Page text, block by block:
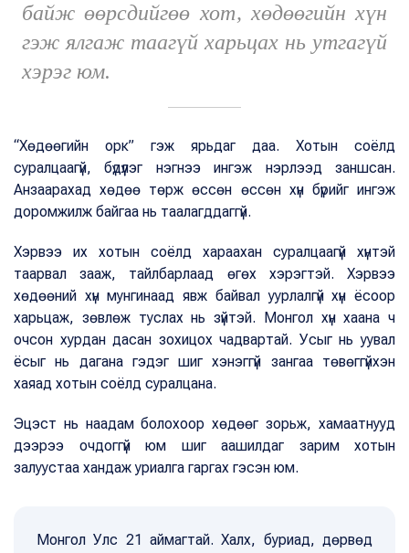
байж өөрсдийгөө хот, хөдөөгийн хүн
гэж ялгаж таагүй харьцах нь утгагүй
хэрэг юм.
“Хөдөөгийн орк” гэж ярьдаг даа. Хотын соёлд
суралцаагүй, бүдүүлэг нэгнээ ингэж нэрлээд заншсан.
Анзаарахад хөдөө төрж өссөн өссөн хүн бүрийг ингэж
доромжилж байгаа нь таалагддаггүй.
Хэрвээ их хотын соёлд хараахан суралцаагүй хүнтэй
таарвал зааж, тайлбарлаад өгөх хэрэгтэй. Хэрвээ
хөдөөний хүн мунгинаад явж байвал уурлалгүй хүн ёсоор
харьцаж, зөвлөж туслах нь зүйтэй. Монгол хүн хаана ч
очсон хурдан дасан зохицох чадвартай. Усыг нь уувал
ёсыг нь дагана гэдэг шиг хэнэггүй зангаа төвөггүйхэн
хаяад хотын соёлд суралцана.
Эцэст нь наадам болохоор хөдөөг зорьж, хамаатнууд
дээрээ очдоггүй юм шиг аашилдаг зарим хотын
залуустаа хандаж уриалга гаргах гэсэн юм.
Монгол Улс 21 аймагтай. Халх, буриад, дөрвөд